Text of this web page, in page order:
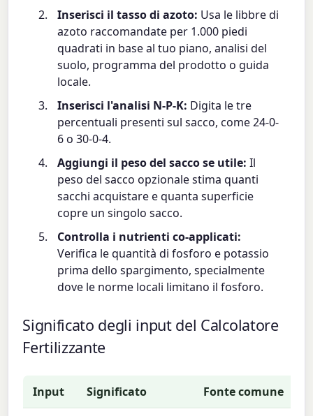
Inserisci il tasso di azoto: Usa le libbre di
azoto raccomandate per 1.000 piedi
quadrati in base al tuo piano, analisi del
suolo, programma del prodotto o guida
locale.
Inserisci l'analisi N-P-K: Digita le tre
percentuali presenti sul sacco, come 24-0-
6 o 30-0-4.
Aggiungi il peso del sacco se utile: Il
peso del sacco opzionale stima quanti
sacchi acquistare e quanta superficie
copre un singolo sacco.
Controlla i nutrienti co-applicati:
Verifica le quantità di fosforo e potassio
prima dello spargimento, specialmente
dove le norme locali limitano il fosforo.
Significato degli input del Calcolatore
Fertilizzante
Input Significato Fonte comune